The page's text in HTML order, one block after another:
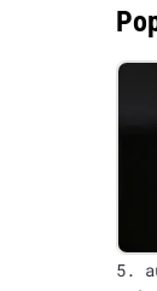
5.